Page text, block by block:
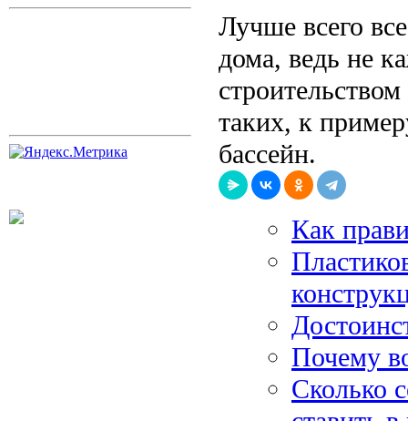
Лучше всего
дома, ведь не
таких, к
бассейн.
Как
Почему
Сколько